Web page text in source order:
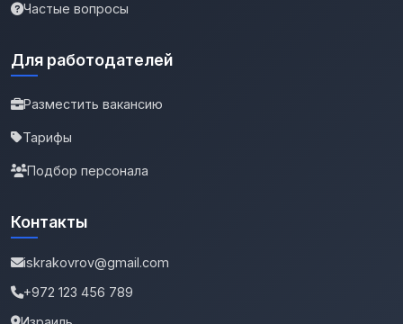
Частые вопросы
Для работодателей
Разместить вакансию
Тарифы
Подбор персонала
Контакты
iskrakovrov@gmail.com
+972 123 456 789